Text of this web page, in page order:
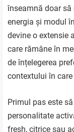
înseamnă doar
energia și modul
devine o extensie
care rămâne în
de înțelegerea
contextului în
Primul pas este
personalitate
fresh, citrice sau